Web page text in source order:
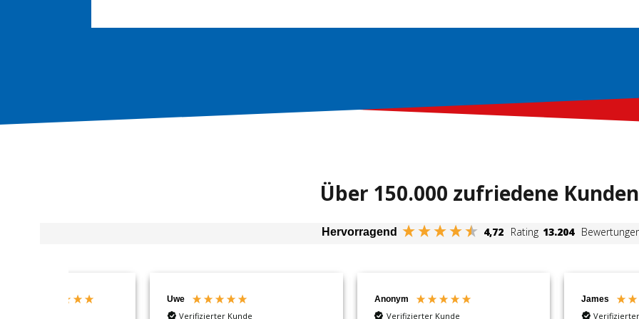
Über 150.000 zufriedene Kunden
Hervorragend 4,72 Rating 13.204
Uwe
Verifizierter Kunde Verifizierter Kunde Verifizierter Kunde